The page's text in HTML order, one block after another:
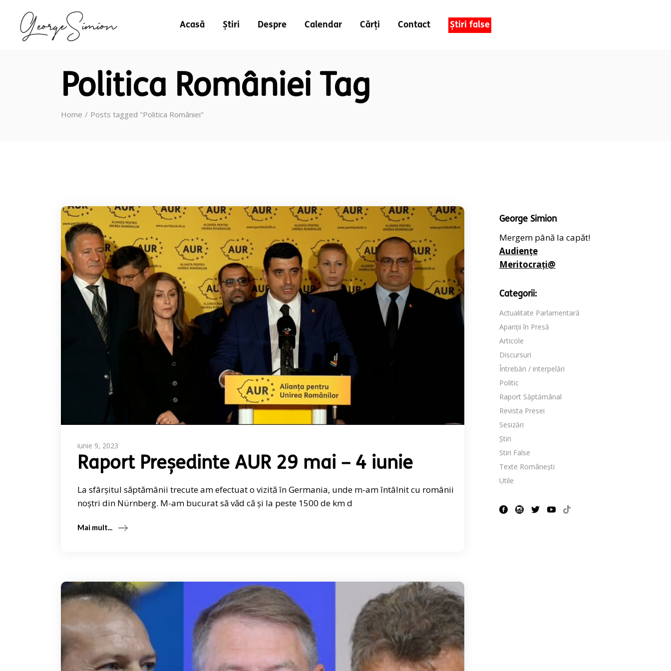
Acasă Știri Despre Calendar Cărți Contact Știri false
Politica României Tag
Home Posts tagged "Politica României"
iunie 9, 2023
Raport Președinte AUR 29 mai – 4 iunie
La sfârșitul săptămânii trecute am efectuat o vizită în Germania, unde m-am întâlnit cu românii
noștri din Nürnberg. M-am bucurat să văd că și la peste 1500 de km d
Mai mult...
George Simion
Mergem până la capăt!
Audiențe
Meritocrați@
Categorii:
Actualitate Parlamentară
Apariții în Presă
Articole
Discursuri
Întrebări / interpelări
Politic
Raport Săptămânal
Revista Presei
Sesizări
Știri
Stiri False
Texte Românești
Utile